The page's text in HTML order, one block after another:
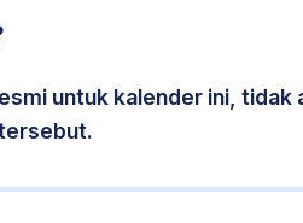
untuk kalender ini,